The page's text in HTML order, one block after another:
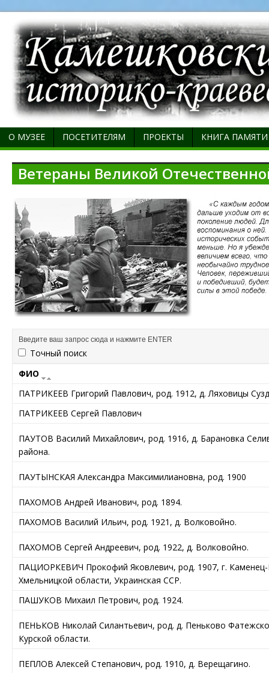
О МУЗЕЕ ПОСЕТИТЕЛЯМ ПРОЕКТЫ КНИГА ПАМЯТИ
Ветераны Великой
Точный поиск
ФИО
ПАТРИКЕЕВ Григорий Павлович, род. 1912, д. Ляховицы
ПАТРИКЕЕВ Сергей Павлович
ПАУТОВ Василий Михайлович, род. 1916, д. Барановка
района.
ПАУТЫНСКАЯ Александра Максимилиановна, род. 1900
ПАХОМОВ Андрей Иванович, род. 1894.
ПАХОМОВ Василий Ильич, род. 1921, д. Волковойно.
ПАХОМОВ Сергей Андреевич, род. 1922, д. Волковойно.
ПАЦИОРКЕВИЧ Прокофий Яковлевич, род. 1907, г.
Хмельницкой области, Украинская ССР.
ПАШУКОВ Михаил Петрович, род. 1924.
ПЕНЬКОВ Николай Силантьевич, род. д. Пеньково
Курской области.
ПЕПЛОВ Алексей Степанович, род. 1910, д. Верещагино.